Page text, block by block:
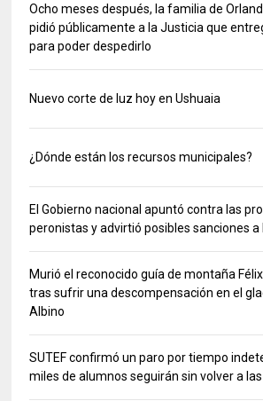
Ocho meses después, la familia de
pidió públicamente a la Justicia que
para poder despedirlo
Nuevo corte de luz hoy en Ushuaia
¿Dónde están los recursos municipales?
El Gobierno nacional apuntó contra las
peronistas y advirtió posibles sanciones a
Murió el reconocido guía de montaña
tras sufrir una descompensación en el
Albino
SUTEF confirmó un paro por tiempo
miles de alumnos seguirán sin volver a